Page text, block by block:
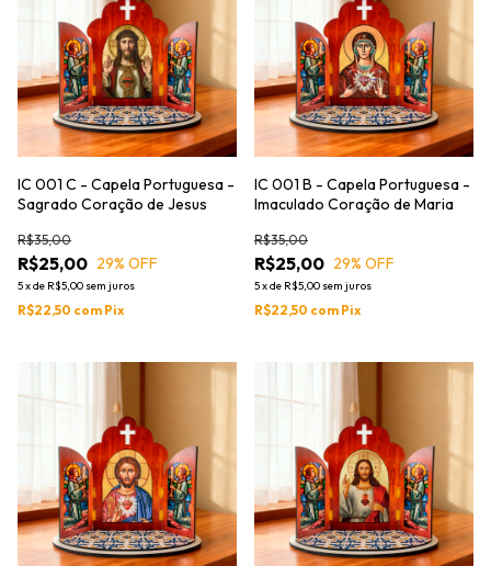
IC 001 C - Capela Portuguesa -
Sagrado Coração de Jesus
R$25,00
R$35,00
29% OFF
5xde R$5,00 sem juros
R$22,50 com Pix
IC 001 B - Capela Portuguesa -
Imaculado Coração de Maria
R$25,00
R$35,00
29% OFF
5xde R$5,00 sem juros
R$22,50 com Pix